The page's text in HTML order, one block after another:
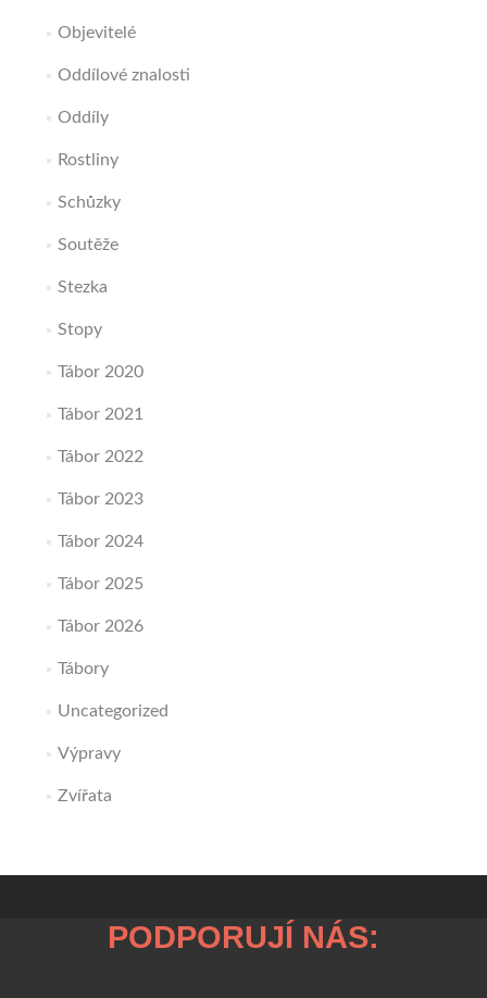
Objevitelé
Oddílové znalosti
Oddíly
Rostliny
Schůzky
Soutěže
Stezka
Stopy
Tábor 2020
Tábor 2021
Tábor 2022
Tábor 2023
Tábor 2024
Tábor 2025
Tábor 2026
Tábory
Uncategorized
Výpravy
Zvířata
PODPORUJÍ NÁS: